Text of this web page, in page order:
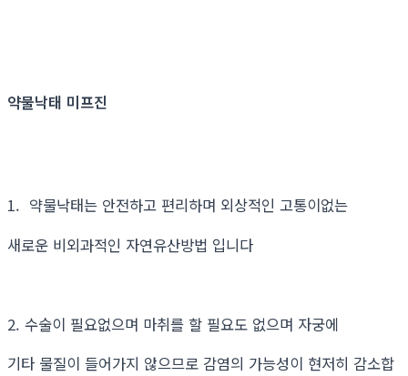
약물낙태 미프진
1. 약물낙태는 안전하고 편리하며 외상적인 고통이없는
새로운 비외과적인 자연유산방법 입니다
2. 수술이 필요없으며 마취를 할 필요도 없으며 자궁에
기타 물질이 들어가지 않으므로 감염의 가능성이 현저히 감소합